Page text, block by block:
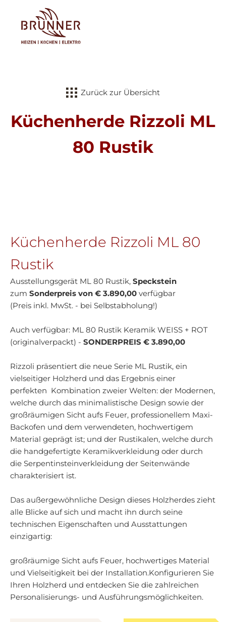
Zurück zur Übersicht
Küchenherde Rizzoli ML
80 Rustik
Küchenherde Rizzoli ML 80
Rustik
Ausstellungsgerät ML 80 Rustik, Speckstein
zum Sonderpreis von € 3.890,00 verfügbar
(Preis inkl. MwSt. - bei Selbstabholung!)
Auch verfügbar: ML 80 Rustik Keramik WEISS + ROT
(originalverpackt) - SONDERPREIS € 3.890,00
Rizzoli präsentiert die neue Serie ML Rustik, ein
vielseitiger Holzherd und das Ergebnis einer
perfekten Kombination zweier Welten: der Modernen,
welche durch das minimalistische Design sowie der
großräumigen Sicht aufs Feuer, professionellem Maxi-
Backofen und dem verwendeten, hochwertigem
Material geprägt ist; und der Rustikalen, welche durch
die handgefertigte Keramikverkleidung oder durch
die Serpentinsteinverkleidung der Seitenwände
charakterisiert ist.
Das außergewöhnliche Design dieses Holzherdes zieht
alle Blicke auf sich und macht ihn durch seine
technischen Eigenschaften und Ausstattungen
einzigartig:
großräumige Sicht aufs Feuer, hochwertiges Material
und Vielseitigkeit bei der Installation.Konfigurieren Sie
Ihren Holzherd und entdecken Sie die zahlreichen
Personalisierungs- und Ausführungsmöglichkeiten.